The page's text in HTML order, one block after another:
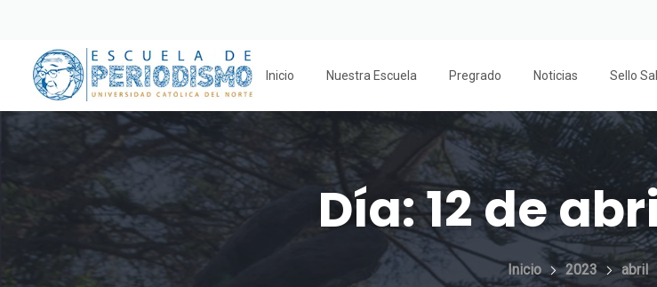
Inicio Nuestra Escuela Pregrado Noticias Sello
Día:12 de
Inicio 2023 abril